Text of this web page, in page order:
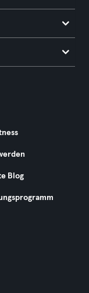
Blog